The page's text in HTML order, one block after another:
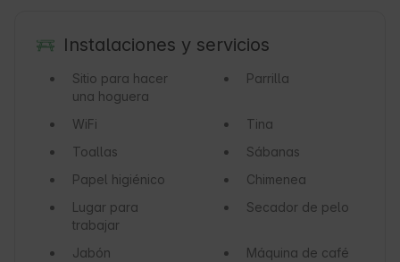
Instalaciones y servicios
Sitio para hacer
una hoguera
Parrilla
WiFi
Tina
Toallas
Sábanas
Papel higiénico
Chimenea
Lugar para
trabajar
Secador de pelo
Jabón
Máquina de café